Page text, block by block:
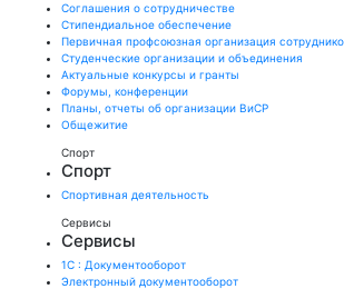
Соглашения о сотрудничестве
Стипендиальное обеспечение
Первичная профсоюзная организация
Студенческие организации и объединения
Актуальные конкурсы и гранты
Форумы, конференции
Планы, отчеты об организации ВиСР
Общежитие
Спорт
Спорт
Спортивная деятельность
Сервисы
Сервисы
1С : Документооборот
Электронный документооборот